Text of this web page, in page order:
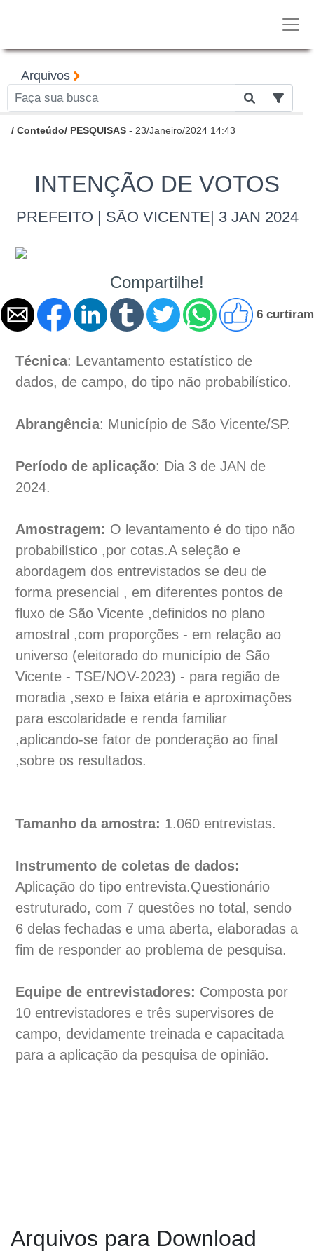
Arquivos
/ Conteúdo/ PESQUISAS - 23/Janeiro/2024 14:43
INTENÇÃO DE VOTOS
PREFEITO | SÃO VICENTE| 3 JAN 2024
Compartilhe!
6 curtiram
Técnica: Levantamento estatístico de
dados, de campo, do tipo não probabilístico.
Abrangência: Município de São Vicente/SP.
Período de aplicação: Dia 3 de JAN de
2024.
Amostragem: O levantamento é do tipo não
probabilístico ,por cotas.A seleção e
abordagem dos entrevistados se deu de
forma presencial , em diferentes pontos de
fluxo de São Vicente ,definidos no plano
amostral ,com proporções - em relação ao
universo (eleitorado do município de São
Vicente - TSE/NOV-2023) - para região de
moradia ,sexo e faixa etária e aproximações
para escolaridade e renda familiar
,aplicando-se fator de ponderação ao final
,sobre os resultados.
Tamanho da amostra: 1.060 entrevistas.
Instrumento de coletas de dados:
Aplicação do tipo entrevista.Questionário
estruturado, com 7 questôes no total, sendo
6 delas fechadas e uma aberta, elaboradas a
fim de responder ao problema de pesquisa.
Equipe de entrevistadores: Composta por
10 entrevistadores e três supervisores de
campo, devidamente treinada e capacitada
para a aplicação da pesquisa de opinião.
Arquivos para Download